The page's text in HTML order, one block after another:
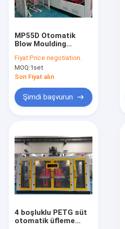
MP55D Otomatik
Blow Moulding
şişe için Toggle Tipi
Sıkıştırma Sistemi ile
Fiyat:Price negotiation.
MOQ:1set
Son Fiyat alın
Şimdi başvurun
4 boşluklu PETG süt
otomatik üfleme